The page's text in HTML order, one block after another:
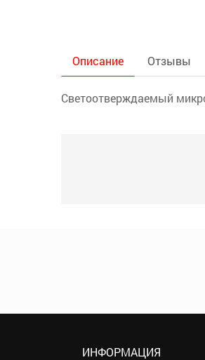
Описание Отзывы
Светоотверждаемый
ИНФОРМАЦИЯ